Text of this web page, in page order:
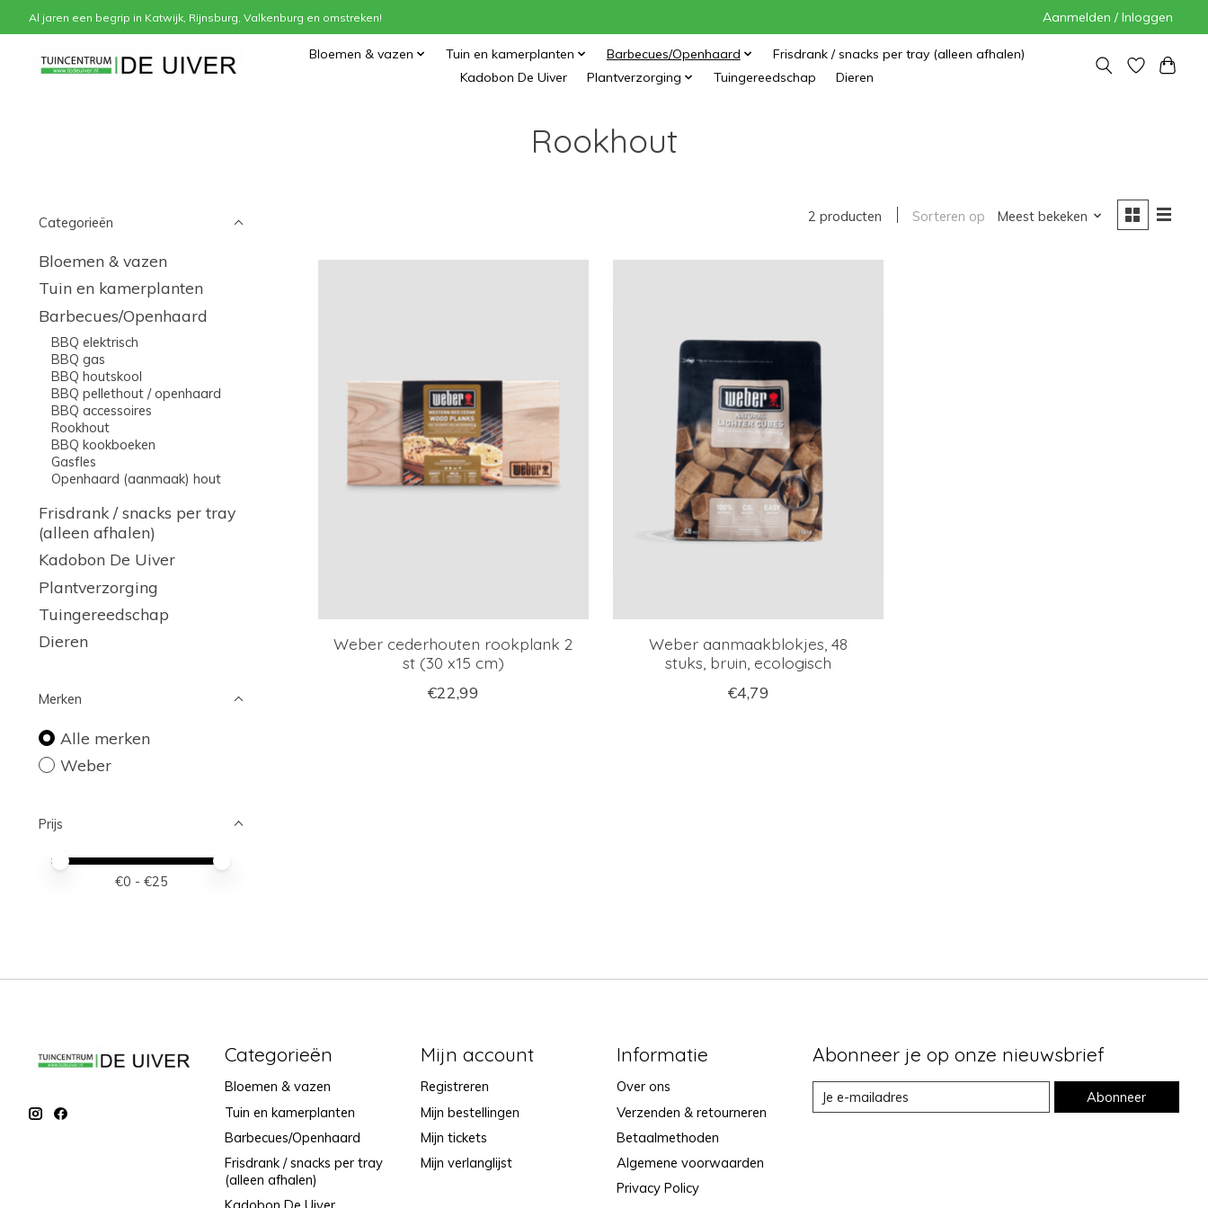
Al jaren een begrip in Katwijk, Rijnsburg, Valkenburg en omstreken! Aanmelden / Inloggen
Bloemen & vazen Tuin en kamerplanten Barbecues/Openhaard
Frisdrank / snacks per tray (alleen afhalen)
Kadobon De Uiver
Plantverzorging Tuingereedschap Dieren
Rookhout
Categorieën
Bloemen & vazen
Tuin en kamerplanten
Barbecues/Openhaard
BBQ elektrisch
BBQ gas
BBQ houtskool
BBQ pellethout / openhaard
BBQ accessoires
Rookhout
BBQ kookboeken
Gasfles
Openhaard (aanmaak) hout
Frisdrank / snacks per tray
(alleen afhalen)
Kadobon De Uiver
Plantverzorging
Tuingereedschap
Dieren
Merken
Alle merken
Weber
Prijs
Minimale prijswaarde
Price maximum value
€0 - €25
2 producten Sorteren op Meest bekeken
Weber cederhouten rookplank 2
st (30 x15 cm)
€22,99
Weber aanmaakblokjes, 48
stuks, bruin, ecologisch
€4,79
Categorieën
Bloemen & vazen
Tuin en kamerplanten
Barbecues/Openhaard
Frisdrank / snacks per tray
(alleen afhalen)
Mijn account
Registreren
Mijn bestellingen
Mijn tickets
Mijn verlanglijst
Informatie
Over ons
Verzenden & retourneren
Betaalmethoden
Algemene voorwaarden
Privacy Policy
Abonneer je op onze nieuwsbrief
Abonneer